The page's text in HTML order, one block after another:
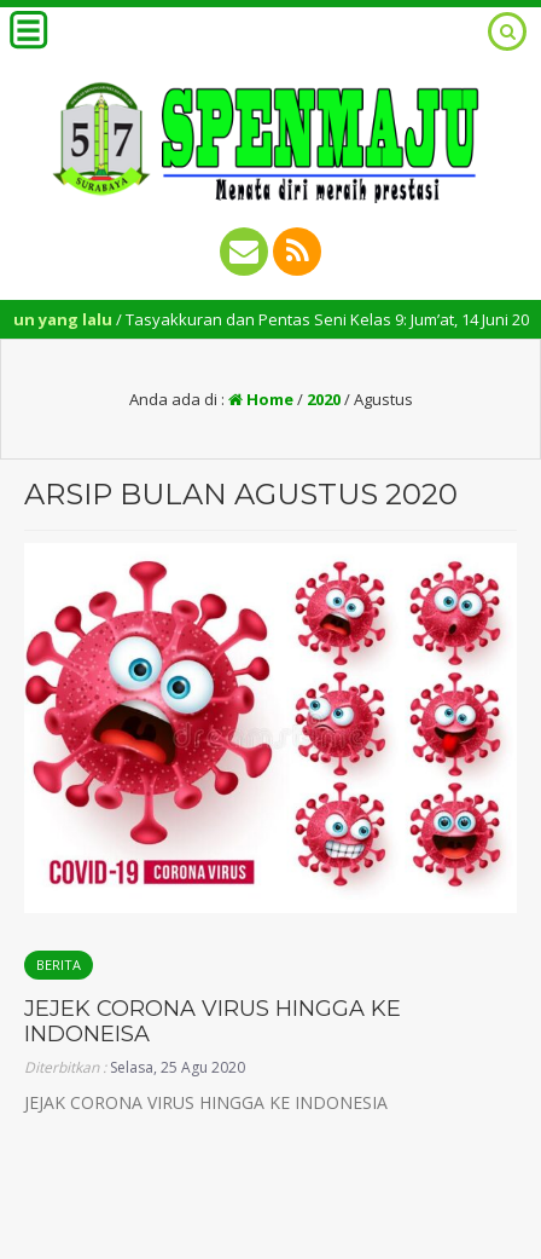
lalu/ Tasyakkuran dan Pentas Seni Kelas 9: Jum’at, 14 Juni 2024 –
Anda ada di : Home/ 2020/Agustus
ARSIP BULAN AGUSTUS 2020
BERITA
JEJEK CORONA VIRUS HINGGA KE
INDONEISA
Diterbitkan :Selasa, 25 Agu 2020
JEJAK CORONA VIRUS HINGGA KE INDONESIA